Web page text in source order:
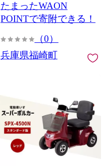
たまったWAON
POINTで寄附できる！
（0）
兵庫県福崎町